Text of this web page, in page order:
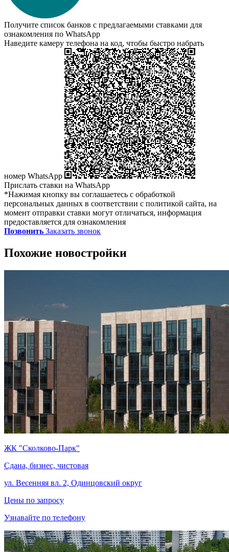
Получите список банков с предлагаемыми ставками для
ознакомления по WhatsApp
Наведите камеру телефона на код, чтобы быстро набрать
номер WhatsApp
Прислать ставки на WhatsApp
*Нажимая кнопку вы соглашаетесь с обработкой
персональных данных в соответствии с политикой сайта, на
момент отправки ставки могут отличаться, информация
предоставляется для ознакомления
Позвонить Заказать звонок
Похожие новостройки
ЖК "Сколково-Парк"
Сдана, бизнес, чистовая
ул. Весенняя вл. 2, Одинцовский округ
Цены по запросу
Узнавайте по телефону